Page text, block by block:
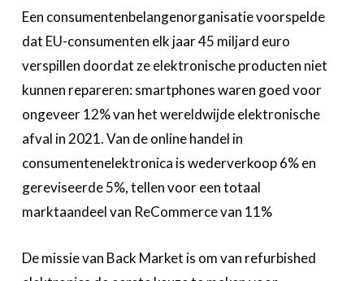
Een consumentenbelangenorganisatie voorspelde
dat EU-consumenten elk jaar 45 miljard euro
verspillen doordat ze elektronische producten niet
kunnen repareren: smartphones waren goed voor
ongeveer 12% van het wereldwijde elektronische
afval in 2021. Van de online handel in
consumentenelektronica is wederverkoop 6% en
gereviseerde 5%, tellen voor een totaal
marktaandeel van ReCommerce van 11%
De missie van Back Market is om van refurbished